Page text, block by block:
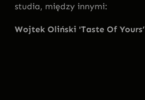
studia, między innymi:
Wojtek Oliński 'Taste Of Yours’